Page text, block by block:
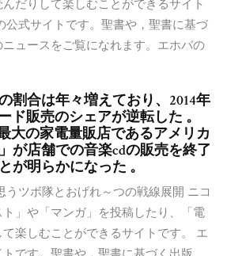
だりして楽しむことができるサイト
公式サイトです。聖書や，聖書に基づ
ニュースをご覧になれます。エホバの
割合は年々増えており、2014年
ド販売のシェアが逆転した 。
大の家電量販店であるアメリカ
が店舗での音楽cdの販売を終了
が明らかになった 。
うツボ隊とおげれ～つの戦線展開 ニコ
」や「マンガ」を投稿したり、「電
楽しむことができるサイトです。 エ